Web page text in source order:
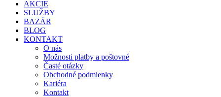
AKCIE
SLUŽBY
BAZÁR
BLOG
KONTAKT
O nás
Možnosti platby a poštovné
Časté otázky
Obchodné podmienky
Kariéra
Kontakt